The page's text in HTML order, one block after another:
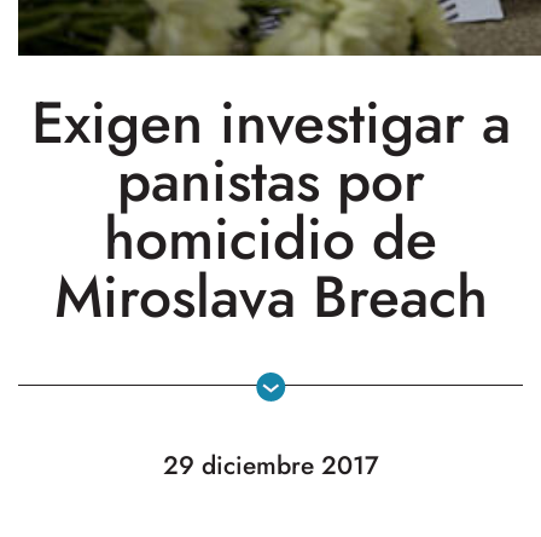
Exigen investigar a
panistas por
homicidio de
Miroslava Breach
29 diciembre 2017